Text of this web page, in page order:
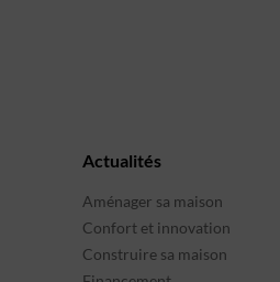
Actualités
Aménager sa maison
Confort et innovation
Construire sa maison